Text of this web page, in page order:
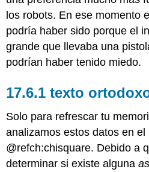
los robots. En ese momento
podría haber sido porque el
grande que llevaba una
podrían haber tenido miedo.
texto
Solo para refrescar tu
analizamos estos datos en el
@refch:chisquare. Debido a
determinar si existe alguna